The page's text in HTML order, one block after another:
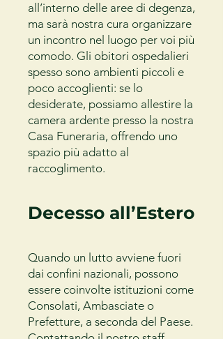
all’interno delle aree di degenza,
ma sarà nostra cura organizzare
un incontro nel luogo per voi più
comodo. Gli obitori ospedalieri
spesso sono ambienti piccoli e
poco accoglienti: se lo
desiderate, possiamo allestire la
camera ardente presso la nostra
Casa Funeraria, offrendo uno
spazio più adatto al
raccoglimento.
Decesso all’Estero
Quando un lutto avviene fuori
dai confini nazionali, possono
essere coinvolte istituzioni come
Consolati, Ambasciate o
Prefetture, a seconda del Paese.